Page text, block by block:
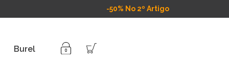
-50% No 2º Artigo
Burel